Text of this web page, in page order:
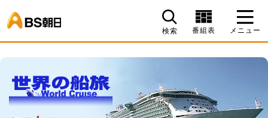
検索 番組表 メニュー